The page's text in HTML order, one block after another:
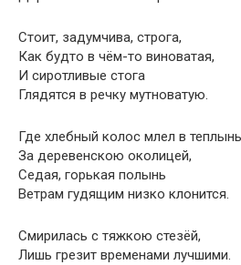
Стоит, задумчива, строга,
Как будто в чём-то виноватая,
И сиротливые стога
Глядятся в речку мутноватую.
Где хлебный колос млел в теплынь
За деревенскою околицей,
Седая, горькая полынь
Ветрам гудящим низко клонится.
Смирилась с тяжкою стезёй,
Лишь грезит временами лучшими.